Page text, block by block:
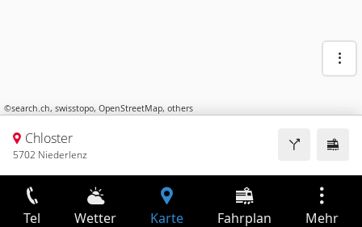
©search.ch, swisstopo, OpenStreetMap, others
Chloster
5702 Niederlenz
Tel Wetter Karte Fahrplan Mehr